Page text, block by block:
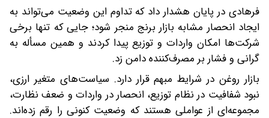
فرهادی در پایان هشدار داد که تداوم این وضعیت می‌تواند به
ایجاد انحصار مشابه بازار برنج منجر شود؛ جایی که تنها برخی
شرکت‌ها امکان واردات و توزیع پیدا کردند و همین مسأله به
گرانی و فشار بر مصرف‌کننده دامن زد.
بازار روغن در شرایط مبهم قرار دارد. سیاست‌های متغیر ارزی،
نبود شفافیت در نظام توزیع، انحصار در واردات و ضعف نظارت،
مجموعه‌ای از عواملی هستند که وضعیت کنونی را رقم زده‌اند.